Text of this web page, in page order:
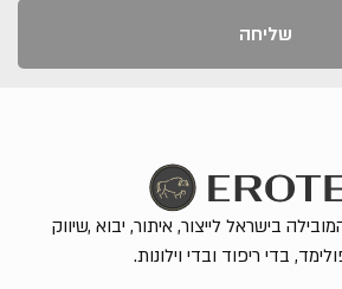
שליחה
בישראל לייצור, איתור, יבוא ,שיווק
בדי ריפוד ובדי וילונות.